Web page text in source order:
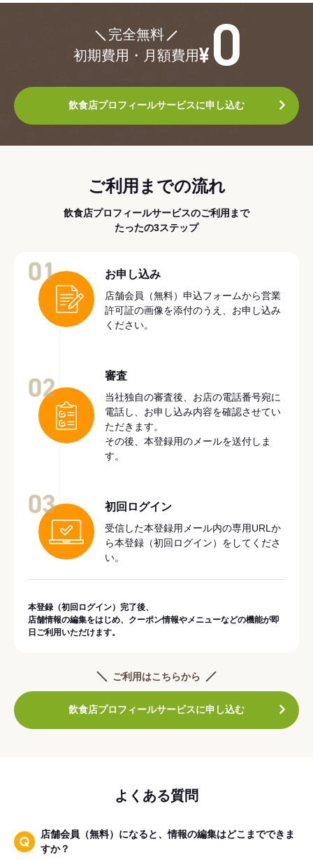
完全無料
初期費用・月額費用
飲食店プロフィールサービスに申し込む
ご利用までの流れ
飲食店プロフィールサービスのご利用まで
たったの3ステップ
お申し込み
店舗会員（無料）申込フォームから営業
許可証の画像を添付のうえ、お申し込み
ください。
審査
当社独自の審査後、お店の電話番号宛に
電話し、お申し込み内容を確認させてい
ただきます。
その後、本登録用のメールを送付しま
す。
初回ログイン
受信した本登録用メール内の専用URLか
ら本登録（初回ログイン）をしてくださ
い。
本登録（初回ログイン）完了後、
店舗情報の編集をはじめ、クーポン情報やメニューなどの機能が即
日ご利用いただけます。
ご利用はこちらから
飲食店プロフィールサービスに申し込む
よくある質問
店舗会員（無料）になると、情報の編集はどこまでできま
すか？